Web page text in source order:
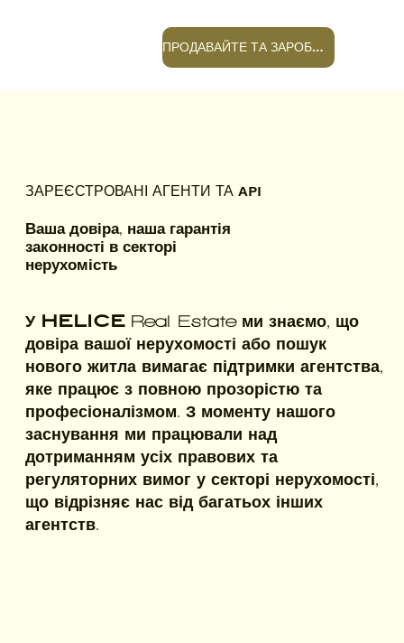
ПРОДАВАЙТЕ ТА ЗАРОБЛЯЙТЕ +
ЗАРЕЄСТРОВАНІ АГЕНТИ ТА API
Ваша довіра, наша гарантія
законності в секторі
нерухомість
У HELICE Real Estateми знаємо, що
довіра вашої нерухомості або пошук
нового житла вимагає підтримки агентства,
яке працює з повною прозорістю та
професіоналізмом. З моменту нашого
заснування ми працювали над
дотриманням усіх правових та
регуляторних вимог у секторі нерухомості,
що відрізняє нас від багатьох інших
агентств.